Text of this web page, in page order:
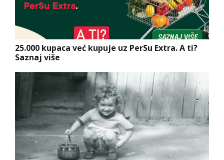
25.000 kupaca već kupuje uz PerSu Extra. A ti?
Saznaj više